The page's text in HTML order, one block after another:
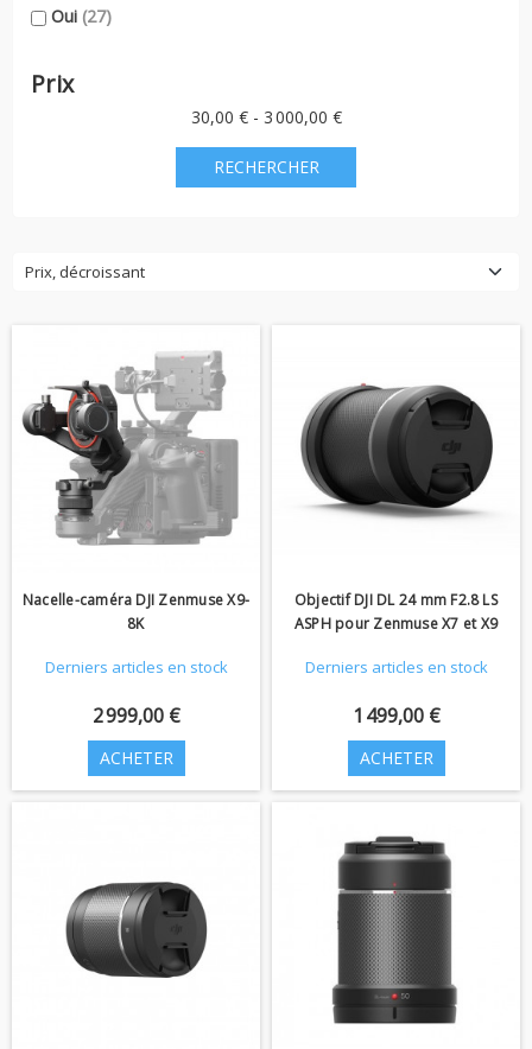
Oui (27)
Prix
30,00 € - 3 000,00 €
Prix, décroissant
Nacelle-caméra DJI Zenmuse X9-
8K
Derniers articles en stock
2 999,00 €
ACHETER
Objectif DJI DL 24 mm F2.8 LS
ASPH pour Zenmuse X7 et X9
Derniers articles en stock
1 499,00 €
ACHETER